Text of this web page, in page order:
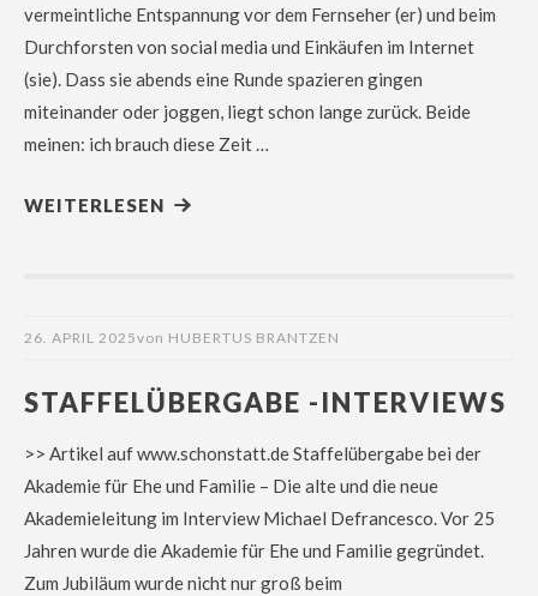
vermeintliche Entspannung vor dem Fernseher (er) und beim
Durchforsten von social media und Einkäufen im Internet
(sie). Dass sie abends eine Runde spazieren gingen
miteinander oder joggen, liegt schon lange zurück. Beide
meinen: ich brauch diese Zeit …
WEITERLESEN
26. APRIL 2025von HUBERTUS BRANTZEN
STAFFELÜBERGABE -INTERVIEWS
>> Artikel auf www.schonstatt.de Staffelübergabe bei der
Akademie für Ehe und Familie – Die alte und die neue
Akademieleitung im Interview Michael Defrancesco. Vor 25
Jahren wurde die Akademie für Ehe und Familie gegründet.
Zum Jubiläum wurde nicht nur groß beim